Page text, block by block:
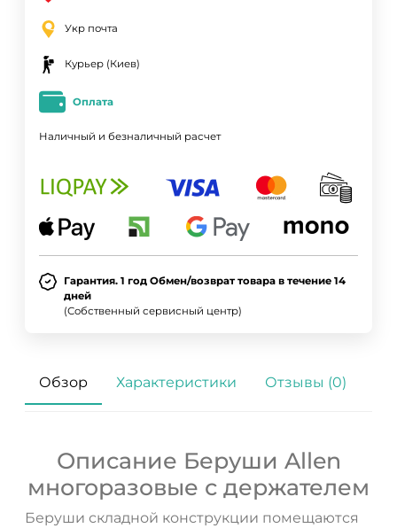
Укр почта
Курьер (Киев)
Оплата
Наличный и безналичный расчет
Гарантия. 1 год Обмен/возврат товара в течение 14
дней
(Собственный сервисный центр)
Обзор Характеристики Отзывы (0)
Описание Беруши Allen
многоразовые с держателем
Беруши складной конструкции помещаются